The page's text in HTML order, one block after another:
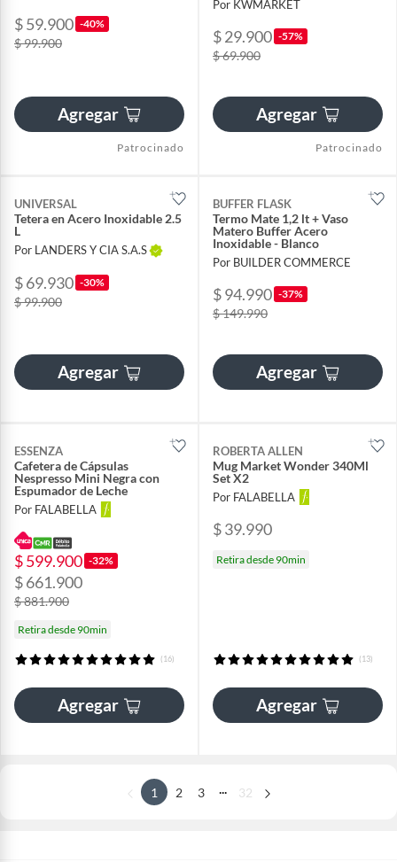
$ 59.900 -40%
$ 99.900
Agregar
Patrocinado
Por KWMARKET
$ 29.900 -57%
$ 69.900
Agregar
Patrocinado
UNIVERSAL
Tetera en Acero Inoxidable 2.5
L
Por LANDERS Y CIA S.A.S
$ 69.930 -30%
$ 99.900
Agregar
BUFFER FLASK
Termo Mate 1,2 lt + Vaso
Matero Buffer Acero
Inoxidable - Blanco
Por BUILDER COMMERCE
$ 94.990 -37%
$ 149.990
Agregar
ESSENZA
Cafetera de Cápsulas
Nespresso Mini Negra con
Espumador de Leche
Por FALABELLA
$ 599.900 -32%
$ 661.900
$ 881.900
Retira desde 90min
(16)
Agregar
ROBERTA ALLEN
Mug Market Wonder 340Ml
Set X2
Por FALABELLA
$ 39.990
Retira desde 90min
(13)
Agregar
1 2 3 ... 32